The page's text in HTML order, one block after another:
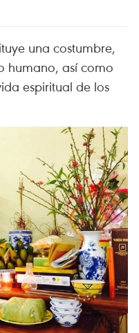
una costumbre,
humano, así como
espiritual de los